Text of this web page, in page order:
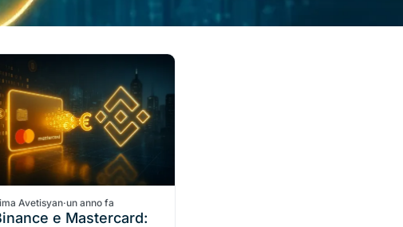
Avetisyan·un anno fa
e Mastercard: